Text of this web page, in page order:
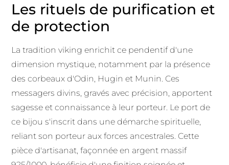
Les rituels de purification et
de protection
La tradition viking enrichit ce pendentif d'une
dimension mystique, notamment par la présence
des corbeaux d'Odin, Hugin et Munin. Ces
messagers divins, gravés avec précision, apportent
sagesse et connaissance à leur porteur. Le port de
ce bijou s'inscrit dans une démarche spirituelle,
reliant son porteur aux forces ancestrales. Cette
pièce d'artisanat, façonnée en argent massif